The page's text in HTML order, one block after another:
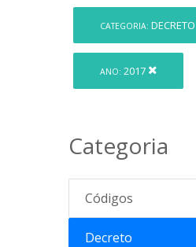
CATEGORIA: DECRETO
ANO: 2017
Categoria
Códigos
Decreto